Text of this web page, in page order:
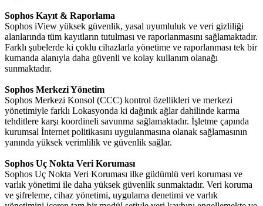
Sophos Kayıt & Raporlama
Sophos iView yüksek güvenlik, yasal uyumluluk ve veri gizliliği
alanlarında tüm kayıtların tutulması ve raporlanmasını sağlamaktadır.
Farklı şubelerde ki çoklu cihazlarla yönetime ve raporlanması tek bir
kumanda alanıyla daha güvenli ve kolay kullanım olanağı
sunmaktadır.
Sophos Merkezi Yönetim
Sophos Merkezi Konsol (CCC) kontrol özellikleri ve merkezi
yönetimiyle farklı Lokasyonda ki dağınık ağlar dahilinde karma
tehditlere karşı koordineli savunma sağlamaktadır. İşletme çapında
kurumsal İnternet politikasını uygulanmasına olanak sağlamasının
yanında yüksek verimlilik ve güvenlik sağlar.
Sophos Uç Nokta Veri Koruması
Sophos Uç Nokta Veri Koruması ilke güdümlü veri koruması ve
varlık yönetimi ile daha yüksek güvenlik sunmaktadır. Veri koruma
ve şifreleme, cihaz yönetimi, uygulama denetimi ve varlık